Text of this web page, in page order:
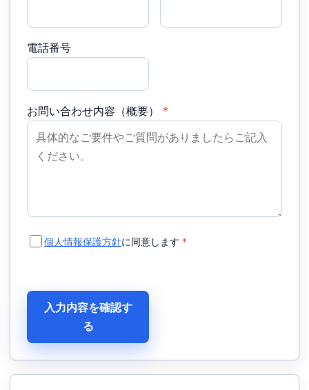
電話番号
お問い合わせ内容（概要） *
個人情報保護方針に同意します *
入力内容を確認す
る